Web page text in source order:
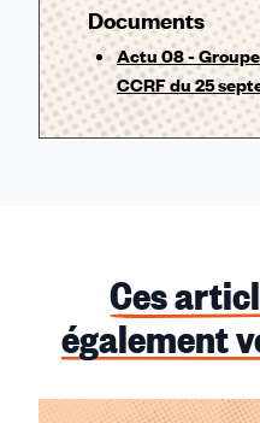
Documents
Actu 08 -
CCRF du 25
Ces
également